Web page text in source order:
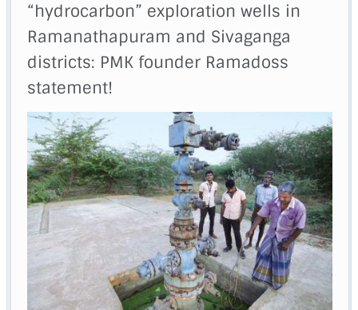
“hydrocarbon” exploration wells in
Ramanathapuram and Sivaganga
districts: PMK founder Ramadoss
statement!